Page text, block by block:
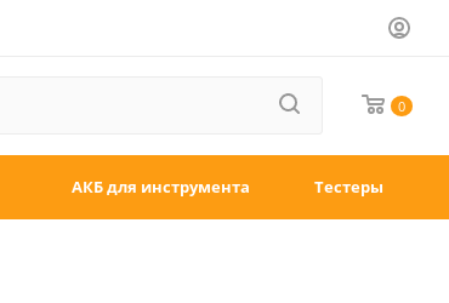
0
АКБ для инструмента Тестеры